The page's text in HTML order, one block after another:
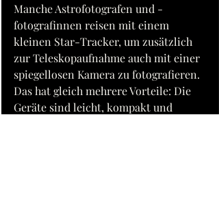
Manche Astrofotografen und -
fotografinnen reisen mit einem
kleinen Star-Tracker, um zusätzlich
zur Teleskopaufnahme auch mit einer
spiegellosen Kamera zu fotografieren.
Das hat gleich mehrere Vorteile: Die
Geräte sind leicht, kompakt und